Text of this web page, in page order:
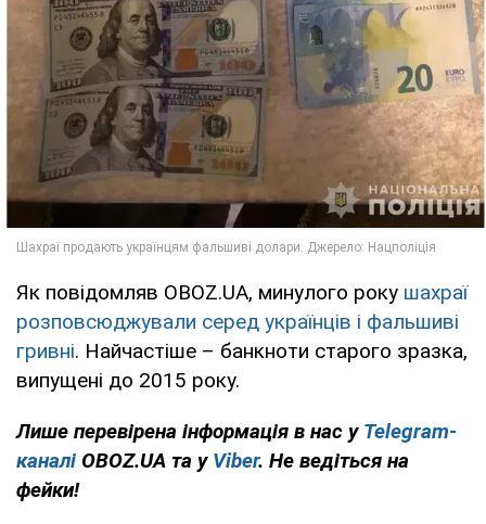
Як повідомляв OBOZ.UA, минулого року шахраї
розповсюджували серед українців і фальшиві
гривні. Найчастіше – банкноти старого зразка,
випущені до 2015 року.
Лише перевірена інформація в нас у Telegram-
каналі OBOZ.UA та у Viber. Не ведіться на
фейки!